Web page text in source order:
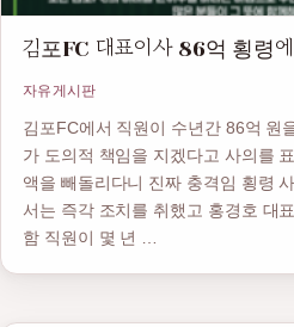
김포FC 대표이사 86억 횡령에
자유게시판
김포FC에서 직원이 수년간 86억 원
가 도의적 책임을 지겠다고 사의를
액을 빼돌리다니 진짜 충격임 횡령
서는 즉각 조치를 취했고 홍경호 대
함 직원이 몇 년 …